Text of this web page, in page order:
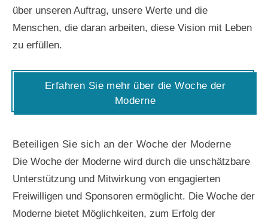
über unseren Auftrag, unsere Werte und die
Menschen, die daran arbeiten, diese Vision mit Leben
zu erfüllen.
Erfahren Sie mehr über die Woche der
Moderne
Beteiligen Sie sich an der Woche der Moderne
Die Woche der Moderne wird durch die unschätzbare
Unterstützung und Mitwirkung von engagierten
Freiwilligen und Sponsoren ermöglicht. Die Woche der
Moderne bietet Möglichkeiten, zum Erfolg der